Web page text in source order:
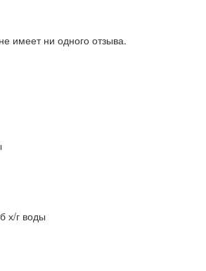
имеет ни одного отзыва.
х/г воды